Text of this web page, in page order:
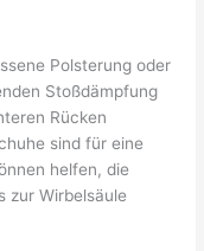
Polsterung oder
Stoßdämpfung
Rücken
sind für eine
helfen, die
zur Wirbelsäule